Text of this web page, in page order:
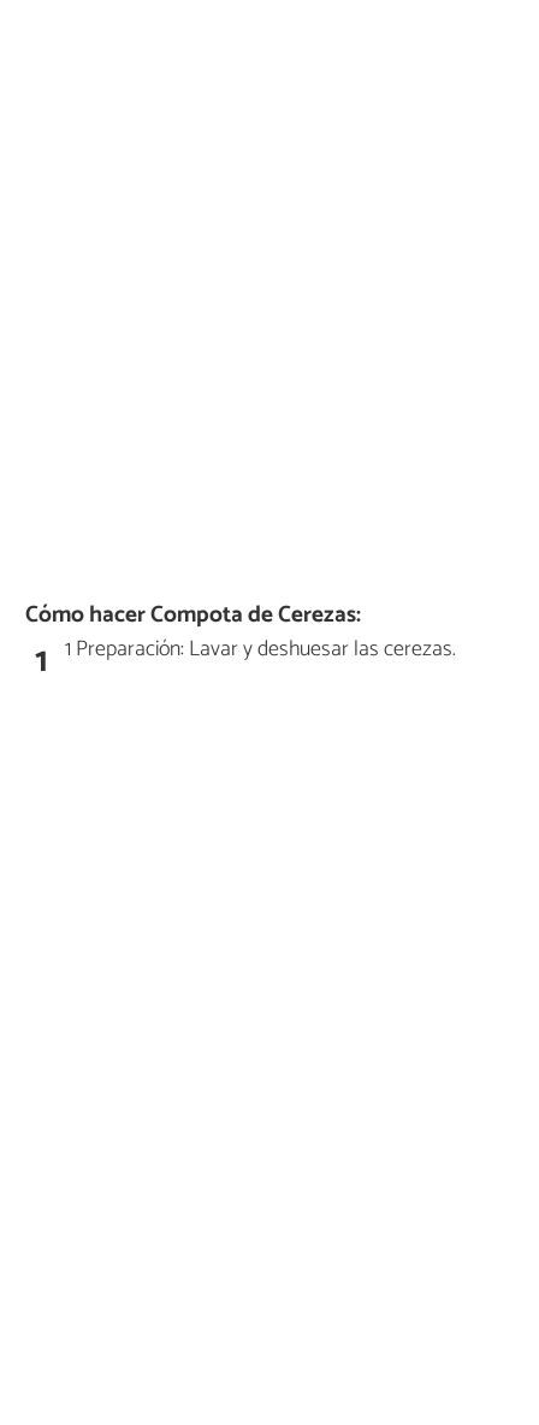
Cómo hacer Compota de Cerezas:
1 1 Preparación: Lavar y deshuesar las cerezas.